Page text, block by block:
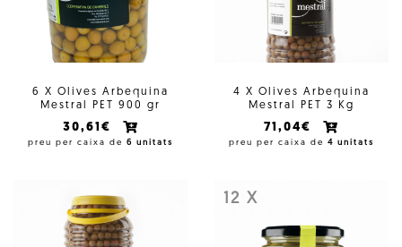
6 X Olives Arbequina
Mestral PET 900 gr
30,61€
preu per caixa de 6 unitats
4 X Olives Arbequina
Mestral PET 3 Kg
71,04€
preu per caixa de 4 unitats
12 X